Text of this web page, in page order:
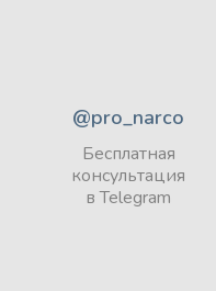
@pro_narco
Бесплатная
консультация
в Telegram